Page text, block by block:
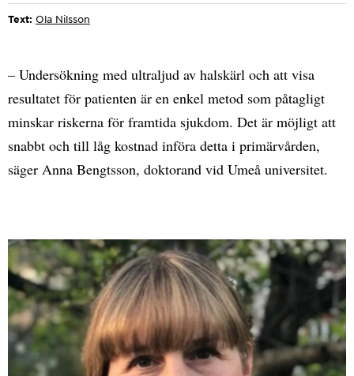
Text: Ola Nilsson
– Undersökning med ultraljud av halskärl och att visa
resultatet för patienten är en enkel metod som påtagligt
minskar riskerna för framtida sjukdom. Det är möjligt att
snabbt och till låg kostnad införa detta i primärvården,
säger Anna Bengtsson, doktorand vid Umeå universitet.